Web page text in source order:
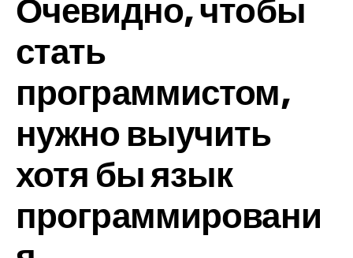
Очевидно, чтобы
стать
программистом,
нужно выучить
хотя бы язык
программировани